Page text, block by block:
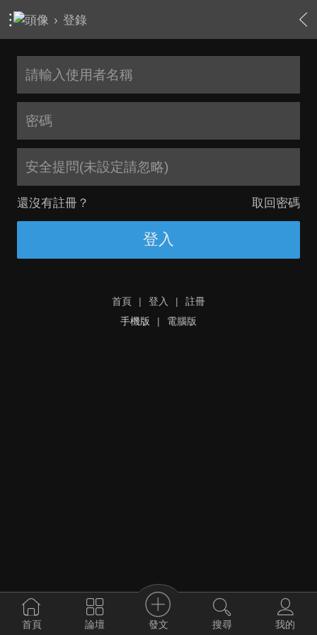
› 登錄
安全提問(未設定請忽略)
還沒有註冊？ 取回密碼
登入
首頁 | 登入 |
註冊
手機版
| 電腦版
首頁 論壇 發文 搜尋 我的